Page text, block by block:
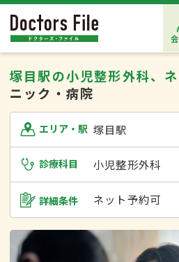
塚目駅の小児整形外科、
ニック・病院
エリア・駅 塚目駅
診療科目 小児整形外科
詳細条件 ネット予約可